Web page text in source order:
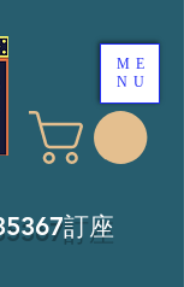
訂座
ME
NU